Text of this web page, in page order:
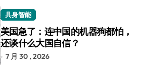
具身智能
美国急了：连中国的机器狗都怕，
还谈什么大国自信？
7 月 30 , 2026